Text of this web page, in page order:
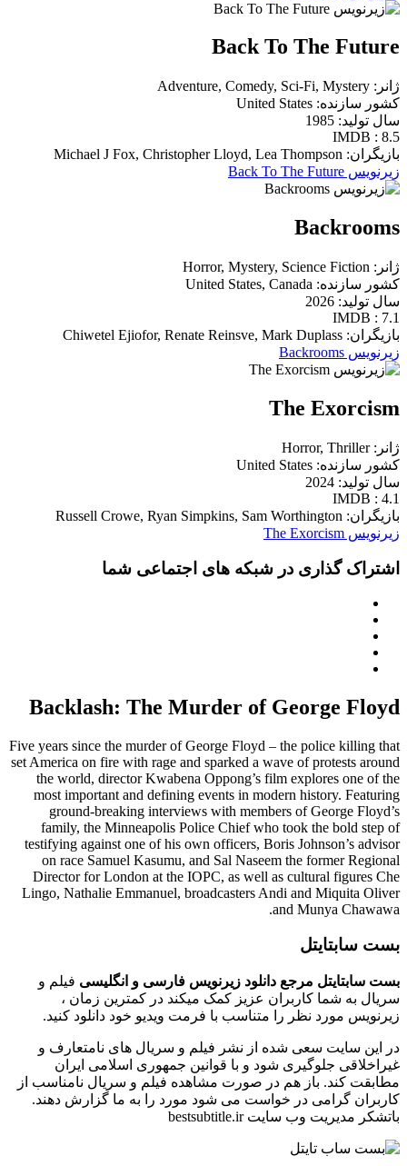
Back To The Future
ژانر: Adventure, Comedy, Sci-Fi, Mystery
کشور سازنده: United States
سال تولید: 1985
IMDB : 8.5
بازیگران: Michael J Fox, Christopher Lloyd, Lea Thompson
زیرنویس Back To The Future
Backrooms
ژانر: Horror, Mystery, Science Fiction
کشور سازنده: United States, Canada
سال تولید: 2026
IMDB : 7.1
بازیگران: Chiwetel Ejiofor, Renate Reinsve, Mark Duplass
زیرنویس Backrooms
The Exorcism
ژانر: Horror, Thriller
کشور سازنده: United States
سال تولید: 2024
IMDB : 4.1
بازیگران: Russell Crowe, Ryan Simpkins, Sam Worthington
زیرنویس The Exorcism
اشتراک گذاری در شبکه های اجتماعی شما
Backlash: The Murder of George Floyd
Five years since the murder of George Floyd – the police killing that
set America on fire with rage and sparked a wave of protests around
the world, director Kwabena Oppong’s film explores one of the
most important and defining events in modern history. Featuring
ground-breaking interviews with members of George Floyd’s
family, the Minneapolis Police Chief who took the bold step of
testifying against one of his own officers, Boris Johnson’s advisor
on race Samuel Kasumu, and Sal Naseem the former Regional
Director for London at the IOPC, as well as cultural figures Che
Lingo, Nathalie Emmanuel, broadcasters Andi and Miquita Oliver
and Munya Chawawa.
بست سابتایتل
بست سابتایتل مرجع دانلود زیرنویس فارسی و انگلیسی فیلم و
سریال به شما کاربران عزیز کمک میکند در کمترین زمان ،
زیرنویس مورد نظر را متناسب با فرمت ویدیو خود دانلود کنید.
در این سایت سعی شده از نشر فیلم و سریال های نامتعارف و
غیراخلاقی جلوگیری شود و با قوانین جمهوری اسلامی ایران
مطابقت کند. باز هم در صورت مشاهده فیلم و سریال نامناسب از
کاربران گرامی در خواست می شود مورد را به ما گزارش دهند.
باتشکر مدیریت وب سایت bestsubtitle.ir